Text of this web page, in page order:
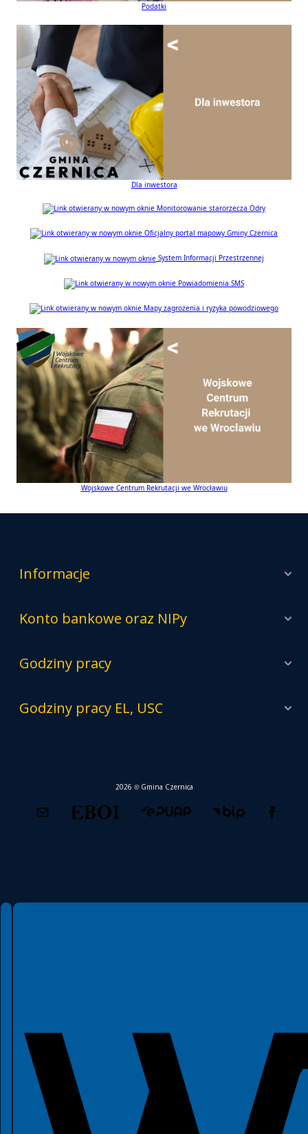
Podatki
Dla inwestora
Monitorowanie starorzecza Odry
Oficjalny portal mapowy Gminy Czernica
System Informacji Przestrzennej
Powiadomienia SMS
Mapy zagrożenia i ryzyka powodziowego
Wojskowe Centrum Rekrutacji we Wrocławiu
Informacje
Konto bankowe oraz NIPy
Godziny pracy
Godziny pracy EL, USC
2026 © Gmina Czernica
Spełniamy standardy WCAG 2.2
Spełniamy standardy W3C